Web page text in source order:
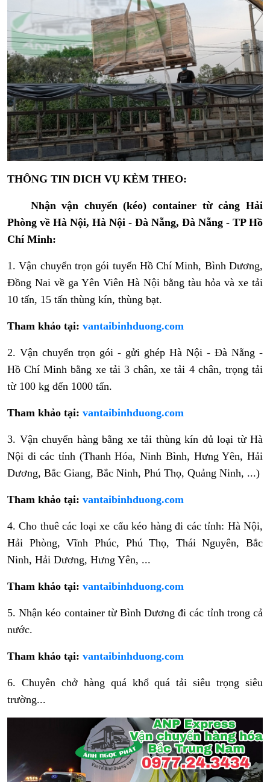
THÔNG TIN DICH VỤ KÈM THEO:
Nhận vận chuyển (kéo) container từ cảng Hải
Phòng về Hà Nội, Hà Nội - Đà Nẵng, Đà Nẵng - TP Hồ
Chí Minh:
1. Vận chuyển trọn gói tuyến Hồ Chí Minh, Bình Dương,
Đồng Nai về ga Yên Viên Hà Nội bằng tàu hỏa và xe tải
10 tấn, 15 tấn thùng kín, thùng bạt.
Tham khảo tại: vantaibinhduong.com
2. Vận chuyển trọn gói - gửi ghép Hà Nội - Đà Nẵng -
Hồ Chí Minh bằng xe tải 3 chân, xe tải 4 chân, trọng tải
từ 100 kg đến 1000 tấn.
Tham khảo tại: vantaibinhduong.com
3. Vận chuyển hàng bằng xe tải thùng kín đủ loại từ Hà
Nội đi các tỉnh (Thanh Hóa, Ninh Bình, Hưng Yên, Hải
Dương, Bắc Giang, Bắc Ninh, Phú Thọ, Quảng Ninh, ...)
Tham khảo tại: vantaibinhduong.com
4. Cho thuê các loại xe cẩu kéo hàng đi các tỉnh: Hà Nội,
Hải Phòng, Vĩnh Phúc, Phú Thọ, Thái Nguyên, Bắc
Ninh, Hải Dương, Hưng Yên, ...
Tham khảo tại: vantaibinhduong.com
5. Nhận kéo container từ Bình Dương đi các tỉnh trong cả
nước.
Tham khảo tại: vantaibinhduong.com
6. Chuyên chở hàng quá khổ quá tải siêu trọng siêu
trường...